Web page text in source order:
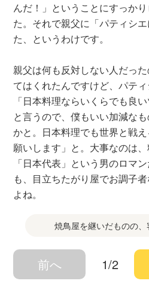
んだ！」ということにすっか
た。それで親父に「パティシ
た、というわけです。
親父は何も反対しない人だっ
てはくれたんですけど、パティ
「日本料理ならいくらでも良
と言うので、僕もいい加減な
かと。日本料理でも世界と戦
願いします」と。大事なのは、
「日本代表」という男のロマ
も、目立ちたがり屋でお調子
よね。
焼鳥屋を継いだものの
前へ 1/2